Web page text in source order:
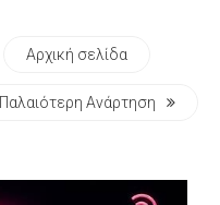
Αρχική σελίδα
Παλαιότερη Ανάρτηση